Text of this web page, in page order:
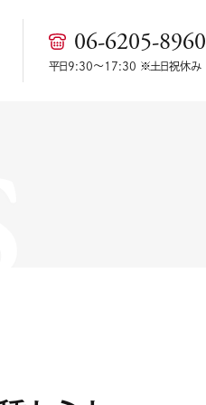
06-6205-8960
平日9:30～17:30 ※土日祝休み